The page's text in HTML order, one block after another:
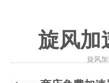
旋风加
旋风